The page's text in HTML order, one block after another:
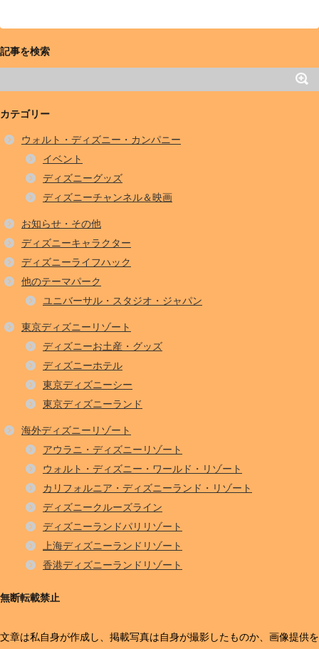
記事を検索
カテゴリー
ウォルト・ディズニー・カンパニー
イベント
ディズニーグッズ
ディズニーチャンネル＆映画
お知らせ・その他
ディズニーキャラクター
ディズニーライフハック
他のテーマパーク
ユニバーサル・スタジオ・ジャパン
東京ディズニーリゾート
ディズニーお土産・グッズ
ディズニーホテル
東京ディズニーシー
東京ディズニーランド
海外ディズニーリゾート
アウラニ・ディズニーリゾート
ウォルト・ディズニー・ワールド・リゾート
カリフォルニア・ディズニーランド・リゾート
ディズニークルーズライン
ディズニーランドパリリゾート
上海ディズニーランドリゾート
香港ディズニーランドリゾート
無断転載禁止
文章は私自身が作成し、掲載写真は自身が撮影したものか、画像提供を